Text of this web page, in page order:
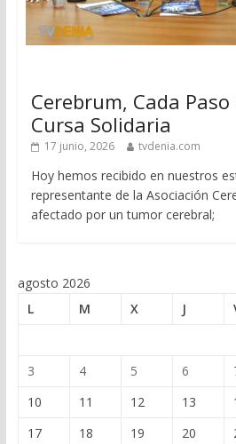
Cerebrum, Cada
Cursa Solidaria
17 junio, 2026 tvdenia.com
Hoy hemos recibido en nuestros
representante de la Asociación
afectado por un tumor cerebral;
agosto 2026
L
M X J
3
4 5 6
10
11 12 13
17
18 19 20